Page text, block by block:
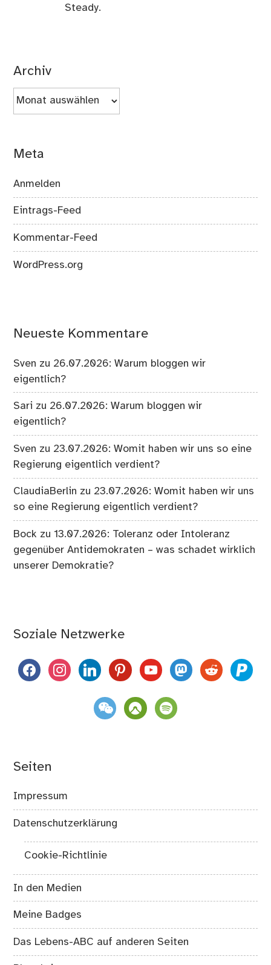
Steady.
Archiv
Archiv
Meta
Anmelden
Eintrags-Feed
Kommentar-Feed
WordPress.org
Neueste Kommentare
Sven zu 26.07.2026: Warum bloggen wir
eigentlich?
Sari zu 26.07.2026: Warum bloggen wir
eigentlich?
Sven zu 23.07.2026: Womit haben wir uns so eine
Regierung eigentlich verdient?
ClaudiaBerlin zu 23.07.2026: Womit haben wir uns
so eine Regierung eigentlich verdient?
Bock zu13.07.2026: Toleranz oder Intoleranz
gegenüber Antidemokraten – was schadet wirklich
unserer Demokratie?
Soziale Netzwerke
facebookinstagramlinkedinpinterestyoutubemastodon
reddit paypal
weixin komootspotify
Seiten
Impressum
Datenschutzerklärung
Cookie-Richtlinie
In den Medien
Meine Badges
Das Lebens-ABC auf anderen Seiten